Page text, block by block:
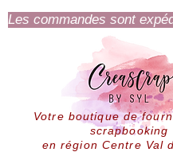
Les commandes sont
Votre boutique de
scrapbooking
en région Centre Val